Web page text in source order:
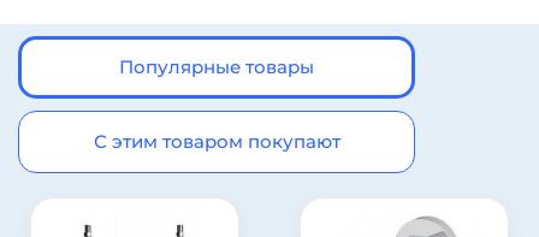
Популярные товары
С этим товаром покупают